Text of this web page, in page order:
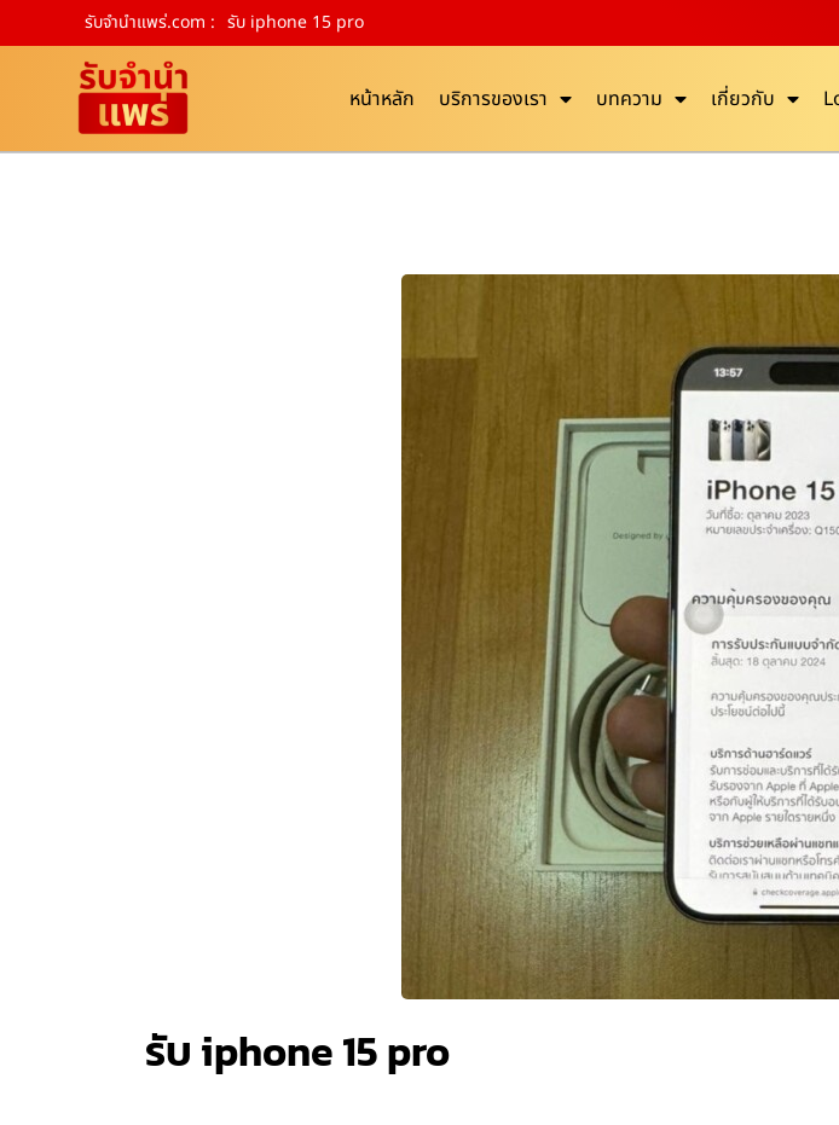
รับจํานําแพร่.com : รับ iphone 15 pro
หน้าหลัก บริการของเรา บทความ เกี่ยวกับ
รับ iphone 15 pro